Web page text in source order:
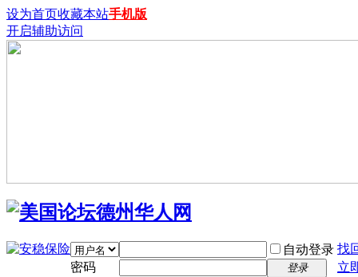
设为首页收藏本站手机版
开启辅助访问
自动登录 找
密码
登录
立